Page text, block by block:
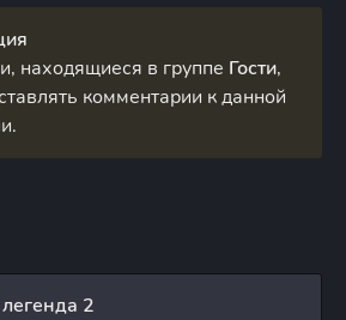
находящиеся в группе Гости,
комментарии к данной
2